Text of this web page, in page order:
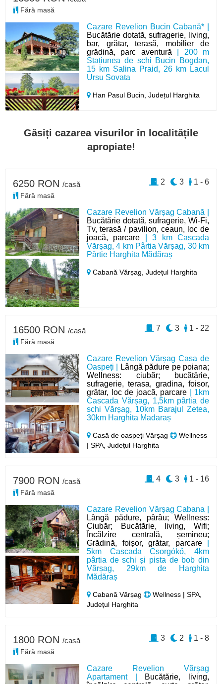
Cazare Revelion Bucin Cabană* |
Bucătărie dotată, sufragerie, living,
bar, grătar, terasă, mobilier de
grădină, parc aventură | 200 m
Stațiunea de schi Bucin Bogdan,
15 km Salina Praid, 26 km Lacul
Ursu Sovata
Han Pasul Bucin,Județul Harghita
Fără masă
Găsiți cazarea visurilor în localitățile
apropiate!
Cazare Revelion Vărșag Cabană |
Bucătărie dotată, sufragerie, Wi-Fi,
Tv, terasă / pavilion, ceaun, loc de
joacă, parcare | 3 km Cascada
Vărșag, 4 km Pârtia Vărșag, 30 km
Pârtie Harghita Mădăraș
Cabană Vărșag,Județul Harghita
6250 RON /casă
Fără masă
1 - 6
3
2
Cazare Revelion Vărșag Casa de
Oaspeți |
Lângă pădure pe poiana;
Wellness: ciubăr; bucătărie,
sufragerie, terasa, gradina, foisor,
grătar, loc de joacă, parcare | 1km
Cascada Vărșag, 1,5km pârtia de
schi Vărșag, 10km Barajul Zetea,
30km Harghita Madaraș
Casă de oaspeți Vărșag
Wellness
| SPA, Județul Harghita
16500 RON /casă
Fără masă
1 - 22
3
7
Cazare Revelion Vărșag Cabana |
Lângă pădure, pârâu; Wellness:
Ciubăr; Bucătărie, living, Wifi;
Încălzire centrală, șemineu;
Grădină, foișor, grătar, parcare|
5km Cascada Csorgókő, 4km
pârtia de schi și pista de bob din
Vărșag, 29km de Harghita
Mădăraș
Cabană Vărșag
Wellness | SPA,
Județul Harghita
7900 RON /casă
Fără masă
1 - 16
3
4
Cazare Revelion Vărșag
Apartament | Bucătărie, living,
1800 RON /casă
Fără masă
1 - 8
2
3